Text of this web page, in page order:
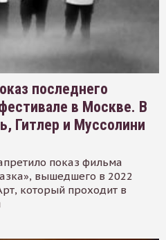
последнего
в Москве. В
Гитлер и Муссолини
показ фильма
вышедшего в 2022
который проходит в